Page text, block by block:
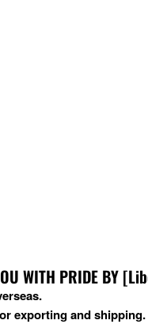
WITH PRIDE BY
exporting and shipping.